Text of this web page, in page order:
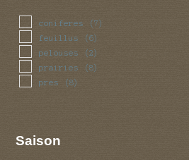
coniferes (7)
feuillus (6)
pelouses (2)
prairies (8)
pres (8)
Saison